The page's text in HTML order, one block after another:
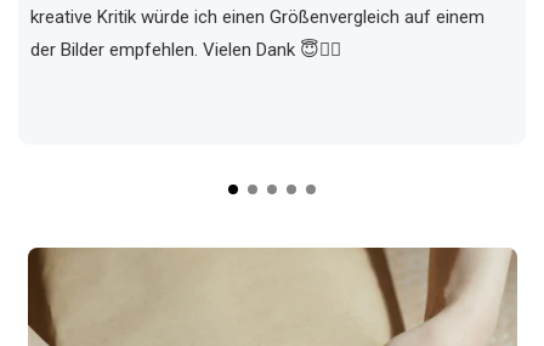
kreative Kritik würde ich einen Größenvergleich auf einem
der Bilder empfehlen. Vielen Dank 😇✌🏼